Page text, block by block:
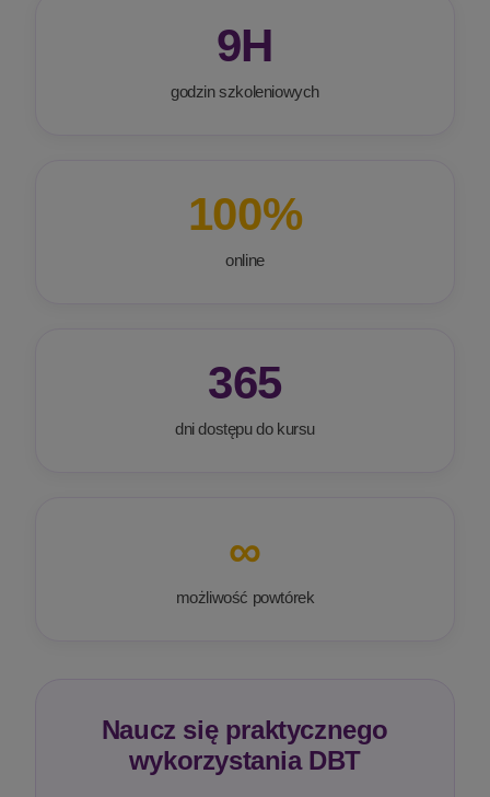
9H
godzin szkoleniowych
100%
online
365
dni dostępu do kursu
∞
możliwość powtórek
Naucz się praktycznego
wykorzystania DBT